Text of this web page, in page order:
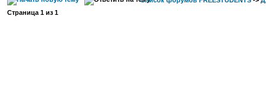
Страница 1 из 1